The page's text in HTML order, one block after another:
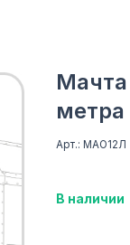
Мачта
метра
Арт.: МАО12Л
В наличии